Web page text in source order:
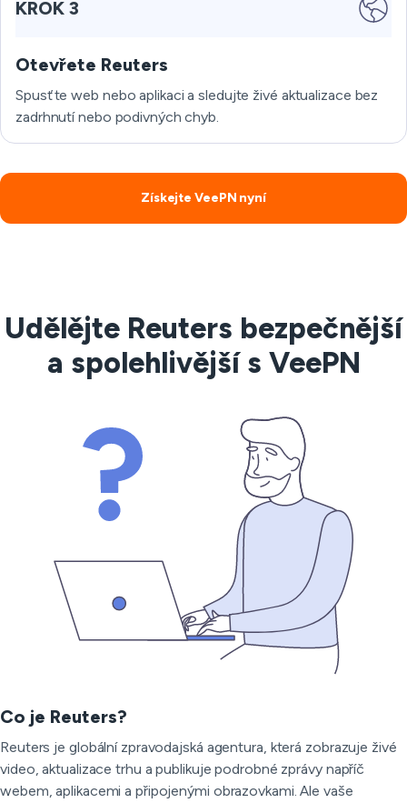
KROK 3
Otevřete Reuters
Spusťte web nebo aplikaci a sledujte živé aktualizace bez
zadrhnutí nebo podivných chyb.
Získejte VeePN nyní
Udělějte Reuters bezpečnější
a spolehlivější s VeePN
Co je Reuters?
Reuters je globální zpravodajská agentura, která zobrazuje živé
video, aktualizace trhu a publikuje podrobné zprávy napříč
webem, aplikacemi a připojenými obrazovkami. Ale vaše